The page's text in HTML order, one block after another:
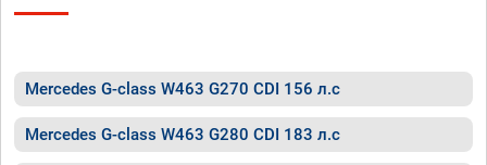
Mercedes G-class W463 G270 CDI 156 л.с
Mercedes G-class W463 G280 CDI 183 л.с